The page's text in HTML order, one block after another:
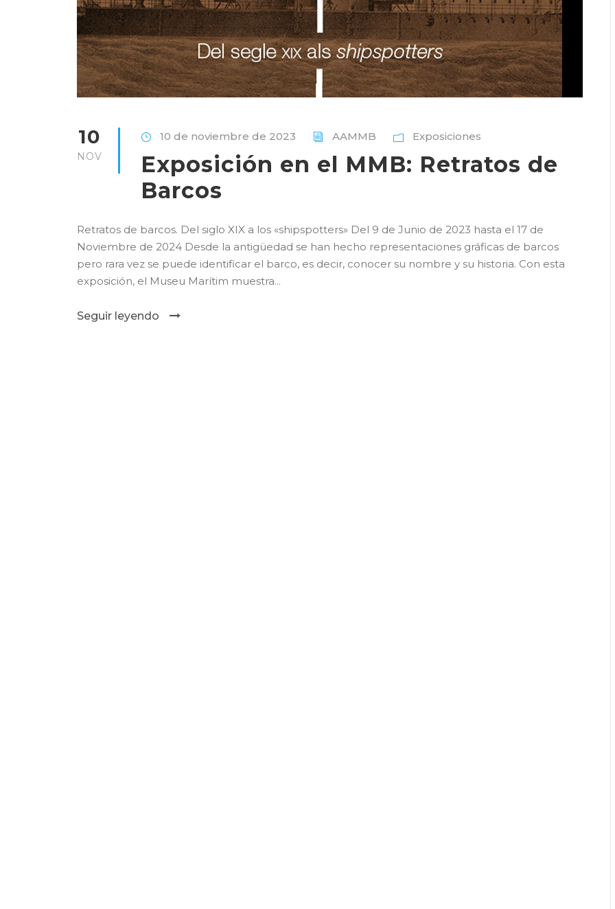
10
NOV
10 de noviembre de 2023 AAMMB Exposiciones
Exposición en el MMB: Retratos de
Barcos
Retratos de barcos. Del siglo XIX a los «shipspotters» Del 9 de Junio de 2023 hasta el 17 de
Noviembre de 2024 Desde la antigüedad se han hecho representaciones gráficas de barcos
pero rara vez se puede identificar el barco, es decir, conocer su nombre y su historia. Con esta
exposición, el Museu Marítim muestra...
Seguir leyendo